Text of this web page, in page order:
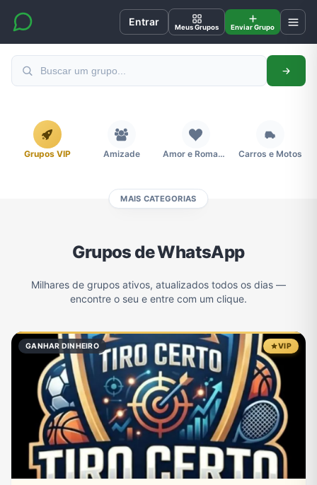
Entrar Meus Grupos Enviar Grupo
Grupos VIP Amizade Amor e Romance Carros e Motos
Eventos Fãs Figurinhas e Stickers Filmes e Séries
Frases e Mensagens Futebol Games e Jogos Ganhar Dinheiro
Imobiliária Investimentos e Finanças Links
MAIS CATEGORIAS
Grupos de WhatsApp
Milhares de grupos ativos, atualizados todos os dias —
encontre o seu e entre com um clique.
GANHAR DINHEIRO VIP